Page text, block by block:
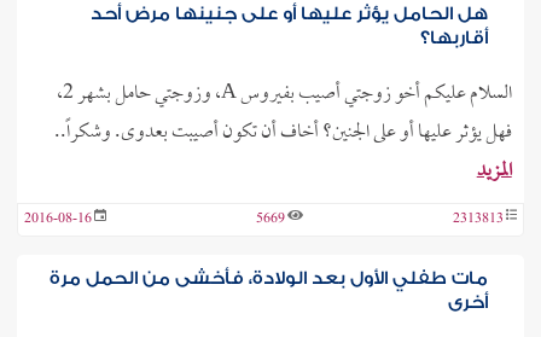
هل الحامل يؤثر عليها أو على جنينها مرض أحد
أقاربها؟
السلام عليكم أخو زوجتي أصيب بفيروس A، وزوجتي حامل بشهر 2،
فهل يؤثر عليها أو على الجنين؟ أخاف أن تكون أصيبت بعدوى. وشكراً..
المزيد
2313813
5669
2016-08-16
مات طفلي الأول بعد الولادة، فأخشى من الحمل مرة
أخرى